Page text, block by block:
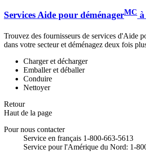
Services Aide pour déménagerMC
Trouvez des fournisseurs de services d'Aide
dans votre secteur et déménagez deux fois
Charger et décharger
Emballer et déballer
Conduire
Nettoyer
Retour
Haut de la page
Pour nous contacter
Service en français 1-800-663-5613
Service pour l'Amérique du Nord: 1-